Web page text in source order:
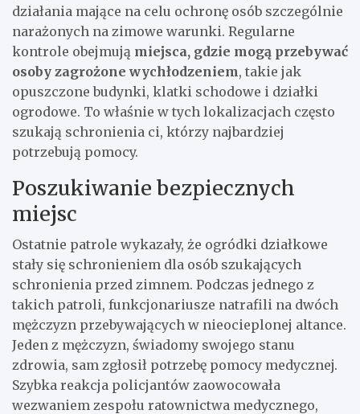
działania mające na celu ochronę osób szczególnie
narażonych na zimowe warunki. Regularne
kontrole obejmują miejsca, gdzie mogą przebywać
osoby zagrożone wychłodzeniem, takie jak
opuszczone budynki, klatki schodowe i działki
ogrodowe. To właśnie w tych lokalizacjach często
szukają schronienia ci, którzy najbardziej
potrzebują pomocy.
Poszukiwanie bezpiecznych
miejsc
Ostatnie patrole wykazały, że ogródki działkowe
stały się schronieniem dla osób szukających
schronienia przed zimnem. Podczas jednego z
takich patroli, funkcjonariusze natrafili na dwóch
mężczyzn przebywających w nieocieplonej altance.
Jeden z mężczyzn, świadomy swojego stanu
zdrowia, sam zgłosił potrzebę pomocy medycznej.
Szybka reakcja policjantów zaowocowała
wezwaniem zespołu ratownictwa medycznego,